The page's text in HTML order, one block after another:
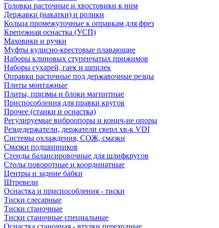
Головки расточные и хвостовики к ним
Державки (накатки) и ролики
Кольца промежуточные к оправкам для фрез
Крепежная оснастка (УСП)
Маховики и ручки
Муфты кулисно-крестовые плавающие
Наборы клиновых ступенчатых прижимов
Наборы сухарей, гаек и шпилек
Оправки расточные под державочные резцы
Плиты монтажные
Плиты, призмы и блоки магнитные
Приспособления для правки кругов
Прочее (станки и оснастка)
Регулируемые виброопоры и конич-ие опоры
Резцедержатели, держатели сверл хв-к VDI
Системы охлаждения, СОЖ, смазки
Смазки подшипников
Стенды балансировочные для шлифкругов
Столы поворотные и координатные
Центры и задние бабки
Штревели
Оснастка и приспособления - тиски
Тиски слесарные
Тиски станочные
Тиски станочные специальные
Оснастка станочная - втулки переходные